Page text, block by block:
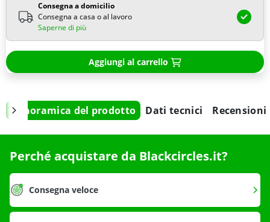
Consegna a domicilio
Consegna a casa o al lavoro
Saperne di più
Aggiungi al carrello
Panoramica del prodotto Dati tecnici Recensioni
Perché acquistare da Blackcircles.it?
Consegna veloce